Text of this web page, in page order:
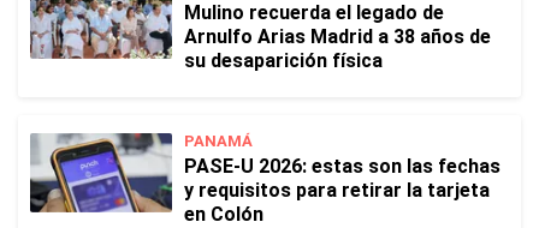
Mulino recuerda el legado de
Arnulfo Arias Madrid a 38 años de
su desaparición física
PANAMÁ
PASE-U 2026: estas son las fechas
y requisitos para retirar la tarjeta
en Colón